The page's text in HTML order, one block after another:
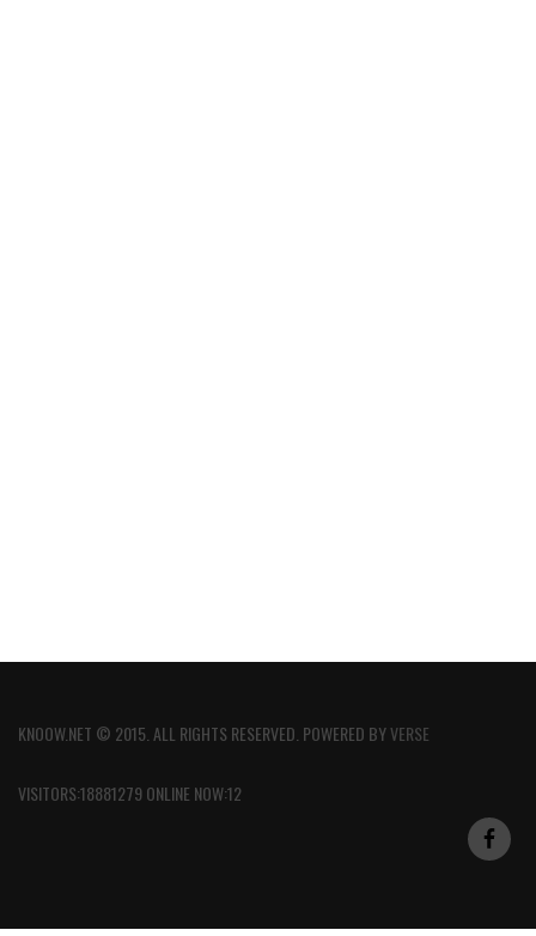
KNOOW.NET © 2015. ALL RIGHTS RESERVED. POWERED BYVERSE
VISITORS:18881279 ONLINE NOW:12